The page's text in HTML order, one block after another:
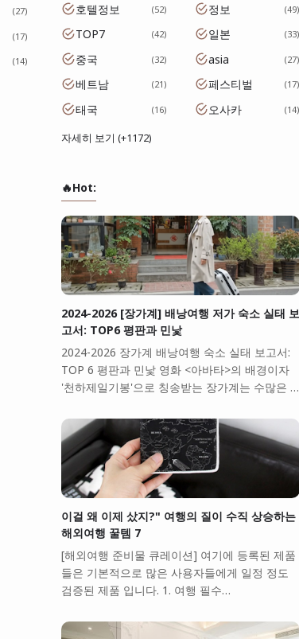
27
17
14
호텔정보 52 정보 49
TOP7 42 일본 33
중국 32 asia 27
베트남 21 페스티벌 17
태국 16 오사카 14
자세히 보기 (+1172)
🔥Hot:
2024-2026 [장가계] 배낭여행 저가 숙소 실태 보
고서: TOP6 평판과 민낯
2024-2026 장가계 배낭여행 숙소 실태 보고서:
TOP 6 평판과 민낯 영화 <아바타>의 배경이자
'천하제일기봉'으로 칭송받는 장가계는 수많은 …
이걸 왜 이제 샀지?" 여행의 질이 수직 상승하는
해외여행 꿀템 7
[해외여행 준비물 큐레이션] 여기에 등록된 제품
들은 기본적으로 많은 사용자들에게 일정 정도
검증된 제품 입니다. 1. 여행 필수…